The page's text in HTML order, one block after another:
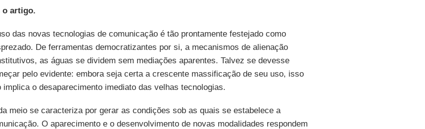
o artigo.
das novas tecnologias de comunicação é tão prontamente festejado como
De ferramentas democratizantes por si, a mecanismos de alienação
as águas se dividem sem mediações aparentes. Talvez se devesse
pelo evidente: embora seja certa a crescente massificação de seu uso, isso
implica o desaparecimento imediato das velhas tecnologias.
meio se caracteriza por gerar as condições sob as quais se estabelece a
O aparecimento e o desenvolvimento de novas modalidades respondem